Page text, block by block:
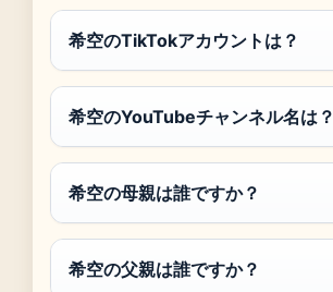
希空のTikTokアカウントは？
希空のYouTubeチャンネル名は？
希空の母親は誰ですか？
希空の父親は誰ですか？